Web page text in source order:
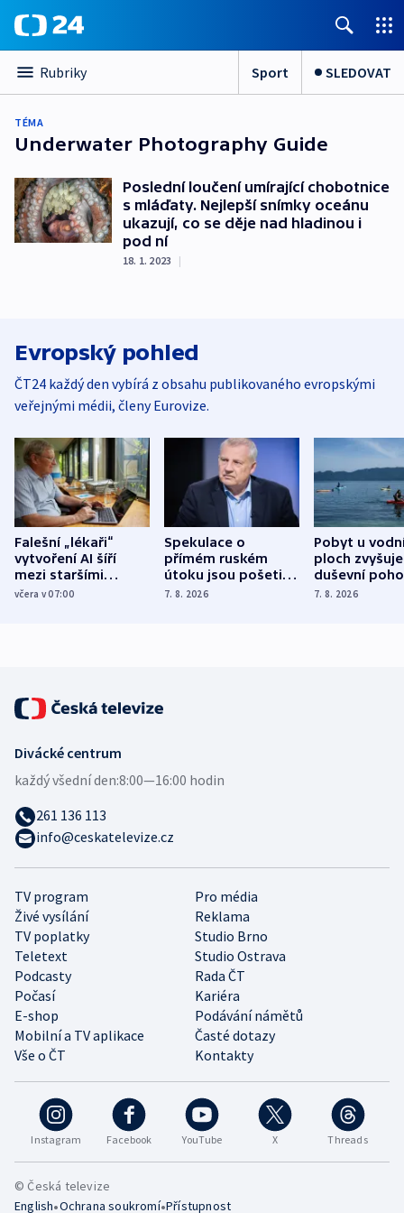
Rubriky Sport SLEDOVAT
TÉMA
Underwater Photography Guide
Poslední loučení umírající chobotnice
s mláďaty. Nejlepší snímky oceánu
ukazují, co se děje nad hladinou i
pod ní
18. 1. 2023 |
Evropský pohled
ČT24 každý den vybírá z obsahu publikovaného evropskými
veřejnými médii, členy Eurovize.
Falešní „lékaři“
vytvoření AI šíří
mezi staršími
Poláky nebezpečné
včera v 07:00
Spekulace o
přímém ruském
útoku jsou pošetilé,
míní estonský
7. 8. 2026
Pobyt u
ploch zvyšuje
duševní
ukázala
7. 8. 2026
Instagram Facebook YouTube X Threads
TV program
Pro média
Živé vysílání
Reklama
TV poplatky
Studio Brno
Teletext
Studio Ostrava
Podcasty
Rada ČT
Počasí
Kariéra
E-shop
Podávání námětů
Mobilní a TV aplikace
Časté dotazy
Vše o ČT
Kontakty
Divácké centrum
každý všední den:8:00—16:00 hodin
261 136 113
info@ceskatelevize.cz
© Česká televize
English•Ochrana soukromí•Přístupnost